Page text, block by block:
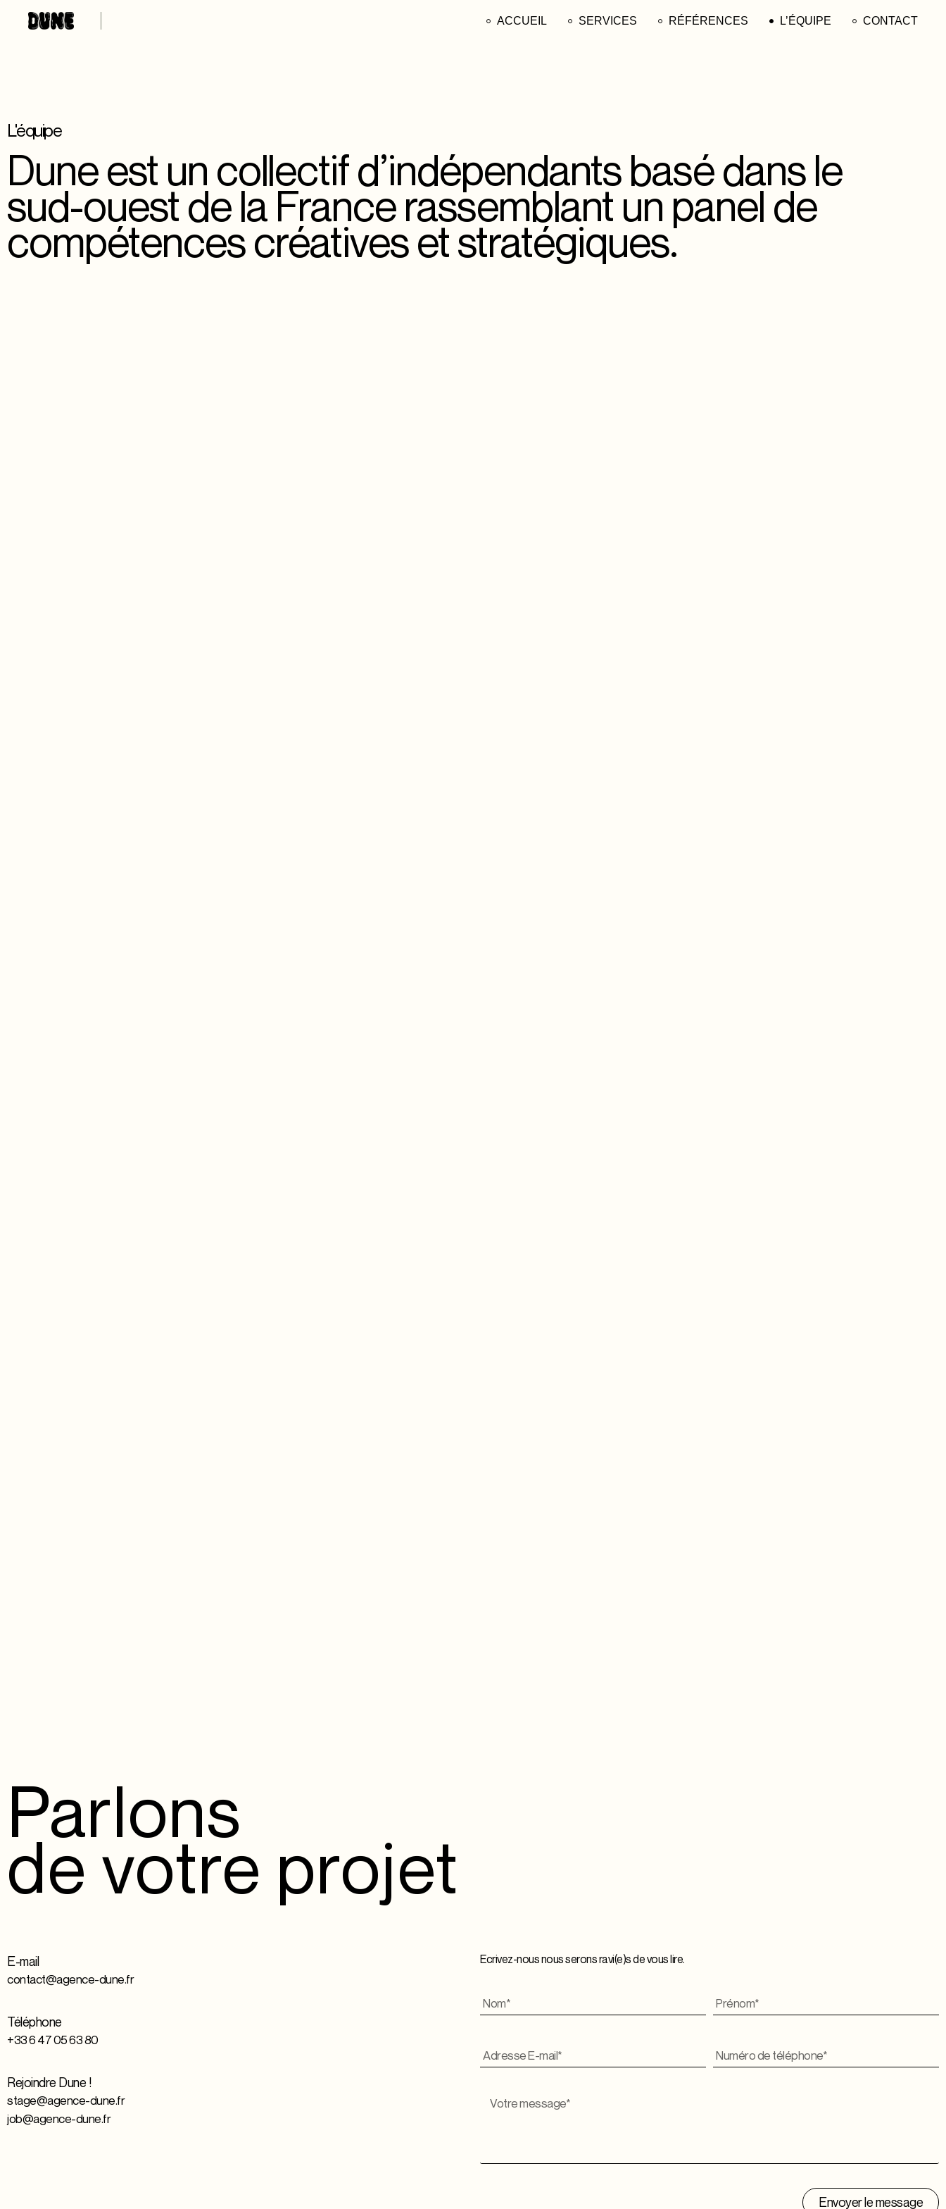
ACCUEIL SERVICES
MOTION DESIGN
PHOTOGRAPHIE
PRODUCTION VIDÉO
RÉFÉRENCES L’ÉQUIPE CONTACT
L'équipe
Dune est un collectif d’indépendants basé dans le
sud-ouest de la France rassemblant un panel de
compétences créatives et stratégiques.
Parlons
de votre projet
E-mail
contact@agence-dune.fr
Téléphone
+33 6 47 05 63 80
Rejoindre Dune !
stage@agence-dune.fr
job@agence-dune.fr
Ecrivez-nous nous serons ravi(e)s de vous lire.
Envoyer le message